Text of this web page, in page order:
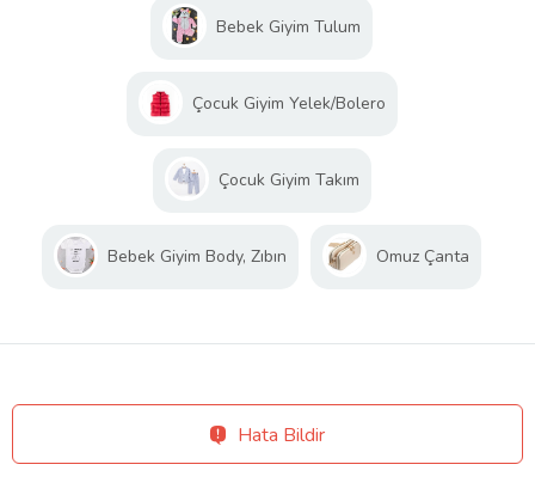
Bebek Giyim Tulum
Çocuk Giyim Yelek/Bolero
Çocuk Giyim Takım
Bebek Giyim Body, Zıbın Omuz Çanta
Hata Bildir